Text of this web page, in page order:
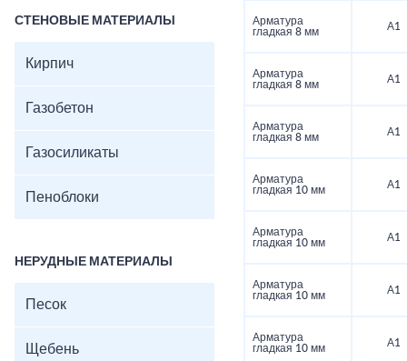
СТЕНОВЫЕ МАТЕРИАЛЫ
Кирпич
Газобетон
Газосиликаты
Пеноблоки
НЕРУДНЫЕ МАТЕРИАЛЫ
Песок
Щебень
Арматура
гладкая 8 мм
А1
Арматура
гладкая 8 мм
А1
Арматура
гладкая 8 мм
А1
Арматура
гладкая 10 мм
А1
Арматура
гладкая 10 мм
А1
Арматура
гладкая 10 мм
А1
Арматура
гладкая 10 мм
А1